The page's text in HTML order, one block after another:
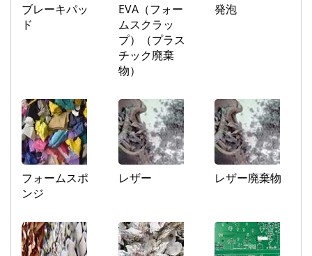
ブレーキパッ
ド
EVA（フォー
ムスクラッ
プ）（プラス
チック廃棄
物）
発泡
フォームスポ
ンジ
レザー レザー廃棄物